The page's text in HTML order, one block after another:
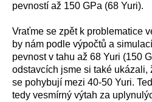
pevností až 150 GPa (68 Yuri).
Vraťme se zpět k problematice
by nám podle výpočtů a
pevnost v tahu až 68 Yuri (150
odstavcích jsme si také ukázali,
se pohybují mezi 40-50 Yuri.
tedy vesmírný výtah za